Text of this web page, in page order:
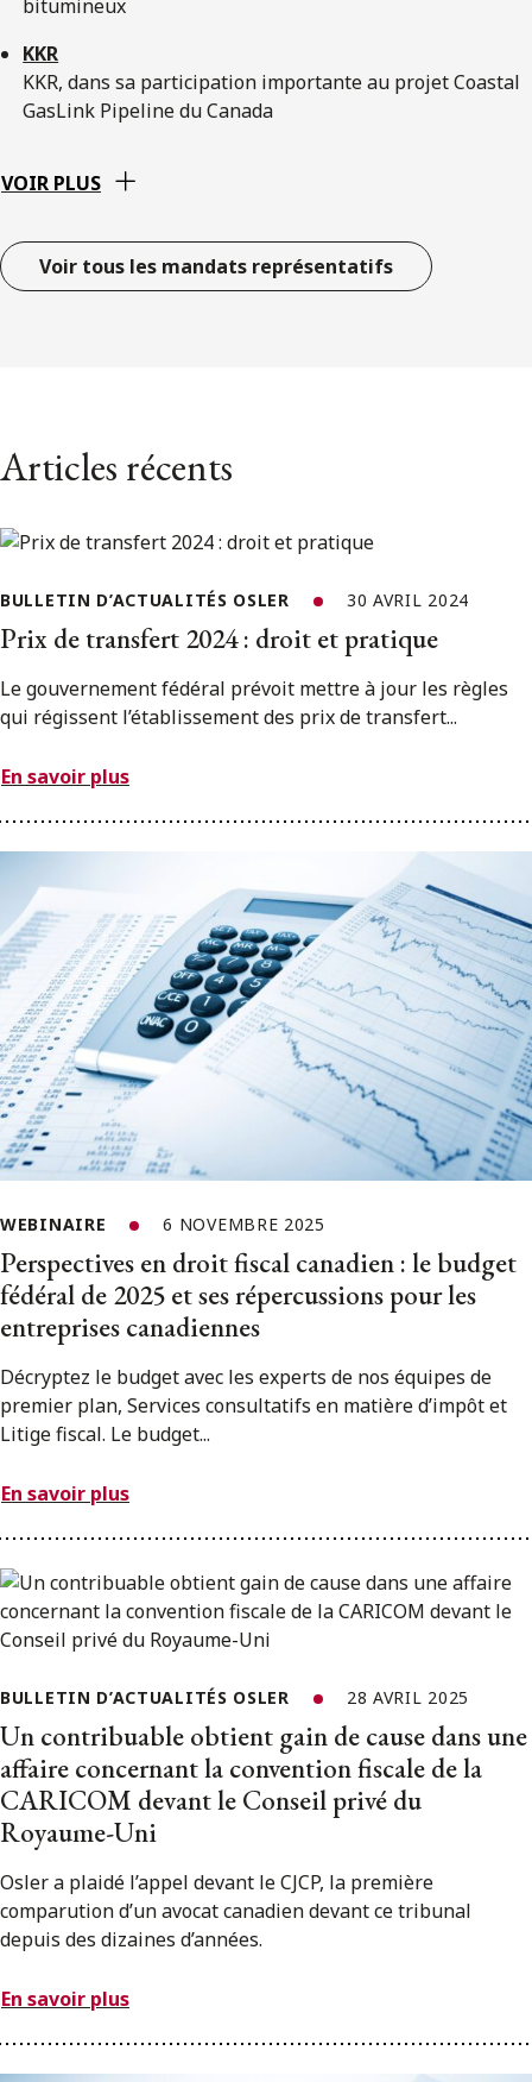
bitumineux
KKR
KKR, dans sa participation importante au projet Coastal
GasLink Pipeline du Canada
VOIR PLUS
Voir tous les mandats représentatifs
Articles récents
BULLETIN D’ACTUALITÉS OSLER 30 AVRIL 2024
Prix de transfert 2024 : droit et pratique
Le gouvernement fédéral prévoit mettre à jour les règles
qui régissent l’établissement des prix de transfert...
En savoir plus
WEBINAIRE 6 NOVEMBRE 2025
Perspectives en droit fiscal canadien : le budget
fédéral de 2025 et ses répercussions pour les
entreprises canadiennes
Décryptez le budget avec les experts de nos équipes de
premier plan, Services consultatifs en matière d’impôt et
Litige fiscal. Le budget...
En savoir plus
BULLETIN D’ACTUALITÉS OSLER 28 AVRIL 2025
Un contribuable obtient gain de cause dans une
affaire concernant la convention fiscale de la
CARICOM devant le Conseil privé du
Royaume-Uni
Osler a plaidé l’appel devant le CJCP, la première
comparution d’un avocat canadien devant ce tribunal
depuis des dizaines d’années.
En savoir plus